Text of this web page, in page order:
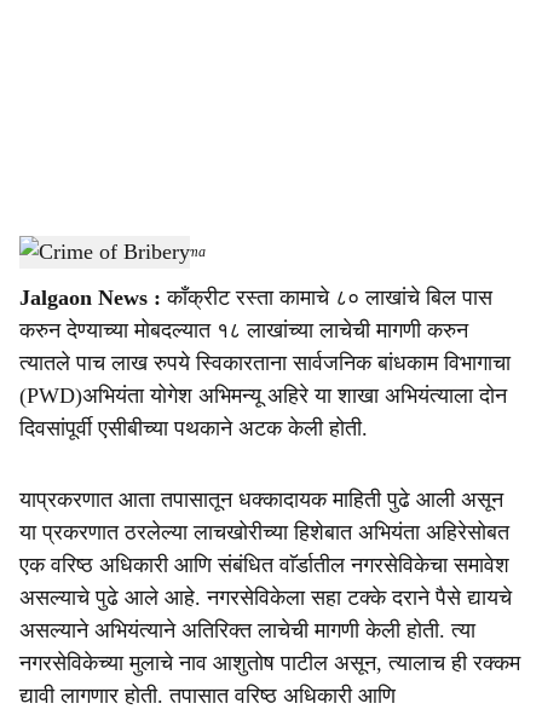
a
r
e
Crime of Bribery -Sarkarnama
Jalgaon News : कॉंक्रीट रस्ता कामाचे ८० लाखांचे बिल पास
करुन देण्याच्या मोबदल्यात १८ लाखांच्या लाचेची मागणी करुन
त्यातले पाच लाख रुपये स्विकारताना सार्वजनिक बांधकाम विभागाचा
(PWD)अभियंता योगेश अभिमन्यू अहिरे या शाखा अभियंत्याला दोन
दिवसांपूर्वी एसीबीच्या पथकाने अटक केली होती.
याप्रकरणात आता तपासातून धक्कादायक माहिती पुढे आली असून
या प्रकरणात ठरलेल्या लाचखोरीच्या हिशेबात अभियंता अहिरेसोबत
एक वरिष्ठ अधिकारी आणि संबंधित वाॅर्डातील नगरसेविकेचा समावेश
असल्याचे पुढे आले आहे. नगरसेविकेला सहा टक्के दराने पैसे द्यायचे
असल्याने अभियंत्याने अतिरिक्त लाचेची मागणी केली होती. त्या
नगरसेविकेच्या मुलाचे नाव आशुतोष पाटील असून, त्यालाच ही रक्कम
द्यावी लागणार होती. तपासात वरिष्ठ अधिकारी आणि